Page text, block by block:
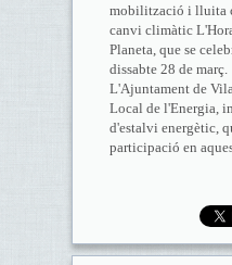
mobilització i lluita
canvi climàtic
Planeta, que se
dissabte 28 de març.
L'Ajuntament de
Local de l'Energia,
d'estalvi energètic,
participació en